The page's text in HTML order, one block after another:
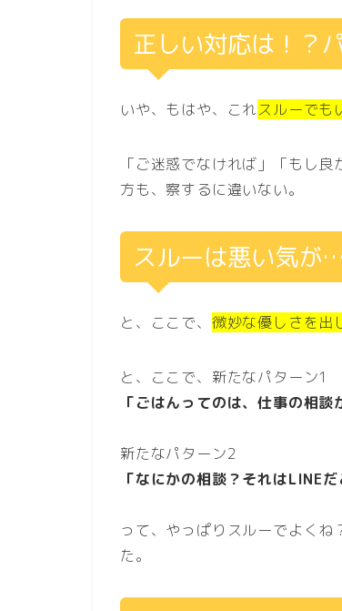
正しい対応は！？
いや、もはや、これスルーでも
「ご迷惑でなければ」「もし
方も、察するに違いない。
スルーは悪い気が
と、ここで、 微妙な優しさを出
と、ここで、新たなパターン1
「ごはんってのは、仕事の相
新たなパターン2
「なにかの相談？それはLINEだ
って、やっぱりスルーでよく
た。